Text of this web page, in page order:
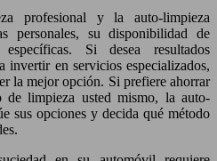
profesional y la auto-limpieza
personales, su disponibilidad de
Si desea resultados
invertir en servicios especializados,
la mejor opción. Si prefiere ahorrar
limpieza usted mismo, la auto-
sus opciones y decida qué método